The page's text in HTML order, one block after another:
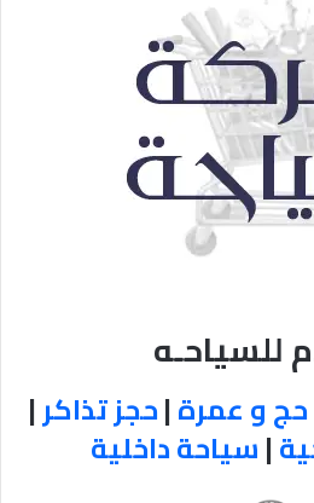
للسياحـه
حج و عمرة|حجز تذاكر|
|سياحة داخلية